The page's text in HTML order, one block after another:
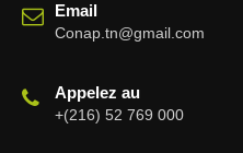
Email
Conap.tn@gmail.com
Appelez au
+(216) 52 769 000